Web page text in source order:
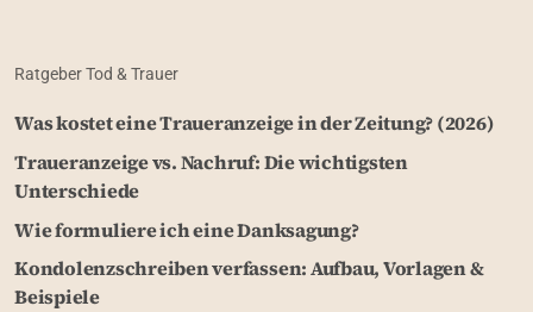
Ratgeber Tod & Trauer
Was kostet eine Traueranzeige in der Zeitung? (2026)
Traueranzeige vs. Nachruf: Die wichtigsten
Unterschiede
Wie formuliere ich eine Danksagung?
Kondolenzschreiben verfassen: Aufbau, Vorlagen &
Beispiele